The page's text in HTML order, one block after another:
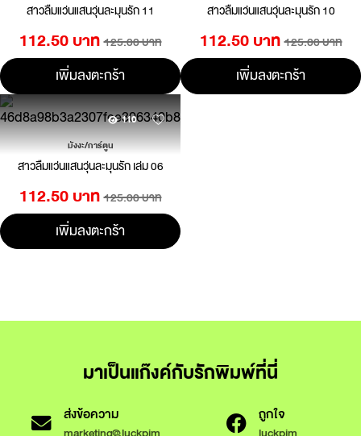
สาวลืมแว่นแสนวุ่นละมุนรัก 11
112.50 บาท 125.00 บาท
เพิ่มลงตะกร้า
สาวลืมแว่นแสนวุ่นละมุนรัก 10
112.50 บาท 125.00 บาท
เพิ่มลงตะกร้า
110
มังงะ/การ์ตูน
สาวลืมแว่นแสนวุ่นละมุนรัก เล่ม 06
112.50 บาท 125.00 บาท
เพิ่มลงตะกร้า
มาเป็นแก๊งค์กับรักพิมพ์ที่นี่
ส่งข้อความ ถูกใจ